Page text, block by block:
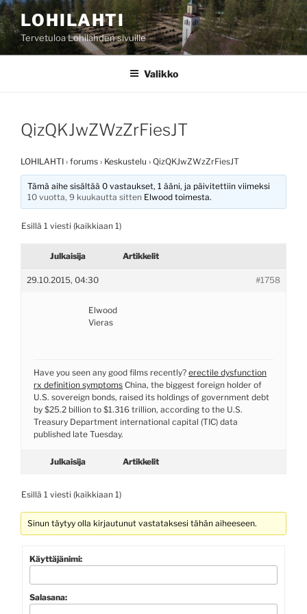
Siirry
sisältöönLOHILAHTI
Tervetuloa Lohilahden sivuille
Valikko
QizQKJwZWzZrFiesJT
LOHILAHTI › forums › Keskustelu › QizQKJwZWzZrFiesJT
Tämä aihe sisältää 0 vastaukset, 1 ääni, ja päivitettiin viimeksi
10 vuotta, 9 kuukautta sitten Elwood toimesta.
Esillä 1 viesti (kaikkiaan 1)
Julkaisija Artikkelit
29.10.2015, 04:30 #1758
Elwood
Vieras
Have you seen any good films recently? erectile dysfunction
rx definition symptoms China, the biggest foreign holder of
U.S. sovereign bonds, raised its holdings of government debt
by $25.2 billion to $1.316 trillion, according to the U.S.
Treasury Department international capital (TIC) data
published late Tuesday.
Julkaisija Artikkelit
Esillä 1 viesti (kaikkiaan 1)
Sinun täytyy olla kirjautunut vastataksesi tähän aiheeseen.
Käyttäjänimi:
Salasana: